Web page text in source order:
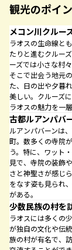
観光のポイ
メコン川クルー
ラオスの生命線と
たりと進むクルー
ーズでは小さな村
そこで出会う地元
た、日の出や夕暮
美しい。クルーズ
ラオスの魅力を一
古都ルアンパバ
ルアンパバーンは
町。数多くの寺院
う。特に、ワット
見で、寺院の装飾
さと神聖さが感じ
をなす姿も見られ
がある。
少数民族の村を
ラオスには多くの
が独自の文化や伝
族の村が有名で、